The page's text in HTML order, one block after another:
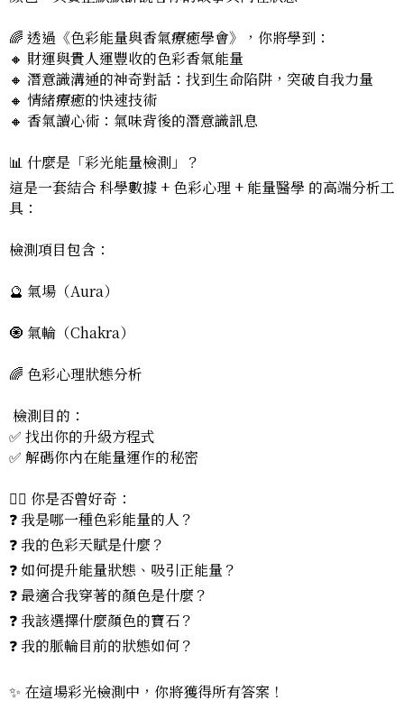
🌈 透過《色彩能量與香氣療癒學會》，你將學到：
🔸 財運與貴人運豐收的色彩香氣能量
🔸 潛意識溝通的神奇對話：找到生命陷阱，突破自我力量
🔸 情緒療癒的快速技術
🔸 香氣讀心術：氣味背後的潛意識訊息
📊 什麼是「彩光能量檢測」？
這是一套結合 科學數據 + 色彩心理 + 能量醫學 的高端分析工
具：
檢測項目包含：
🔮 氣場（Aura）
🧿 氣輪（Chakra）
🌈 色彩心理狀態分析
檢測目的：
✅ 找出你的升級方程式
✅ 解碼你內在能量運作的秘密
🙋‍♀️ 你是否曾好奇：
❓ 我是哪一種色彩能量的人？
❓ 我的色彩天賦是什麼？
❓ 如何提升能量狀態、吸引正能量？
❓ 最適合我穿著的顏色是什麼？
❓ 我該選擇什麼顏色的寶石？
❓ 我的脈輪目前的狀態如何？
✨ 在這場彩光檢測中，你將獲得所有答案！